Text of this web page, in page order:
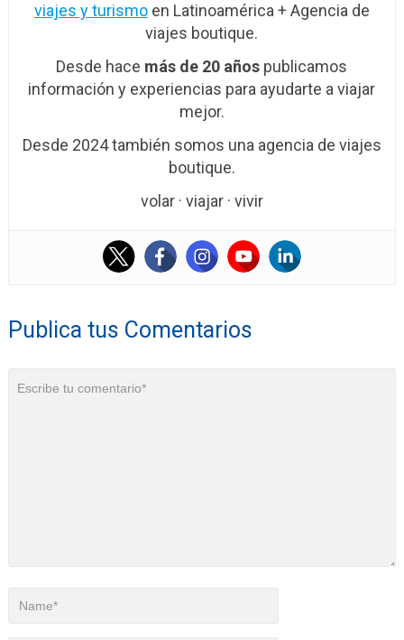
viajes y turismoen Latinoamérica + Agencia de
viajes boutique.
Desde hace más de 20 años publicamos
información y experiencias para ayudarte a viajar
mejor.
Desde 2024 también somos una agencia de viajes
boutique.
volar · viajar · vivir
Publica tus Comentarios